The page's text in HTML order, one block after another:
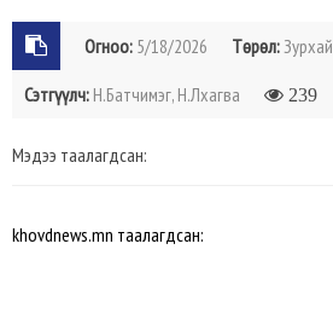
Огноо: 5/18/2026 Төрөл:Зурхай
Сэтгүүлч: Н.Батчимэг, Н.Лхагва 239
Мэдээ таалагдсан:
khovdnews.mn таалагдсан: